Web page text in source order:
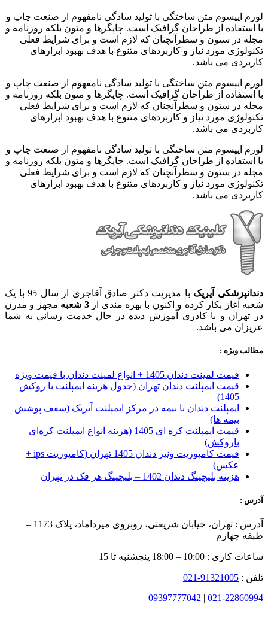
لورم ایپسوم متن ساختگی با تولید سادگی نامفهوم از صنعت چاپ و
با استفاده از طراحان گرافیک است. چاپگرها و متون بلکه روزنامه و
مجله در ستون و سطرآنچنان که لازم است و برای شرایط فعلی
تکنولوژی مورد نیاز و کاربردهای متنوع با هدف بهبود ابزارهای
کاربردی می باشد.
لورم ایپسوم متن ساختگی با تولید سادگی نامفهوم از صنعت چاپ و
با استفاده از طراحان گرافیک است. چاپگرها و متون بلکه روزنامه و
مجله در ستون و سطرآنچنان که لازم است و برای شرایط فعلی
تکنولوژی مورد نیاز و کاربردهای متنوع با هدف بهبود ابزارهای
کاربردی می باشد.
لورم ایپسوم متن ساختگی با تولید سادگی نامفهوم از صنعت چاپ و
با استفاده از طراحان گرافیک است. چاپگرها و متون بلکه روزنامه و
مجله در ستون و سطرآنچنان که لازم است و برای شرایط فعلی
تکنولوژی مورد نیاز و کاربردهای متنوع با هدف بهبود ابزارهای
کاربردی می باشد.
دندانپزشکی آیریک
با مدیریت دکتر صادق آقاجری از سال 95 با یک
شعبه آغاز بکار کرده و اکنون با بهره مندی از3 شعبه
مجهز و مدرن
در تهران و با کادری آموزش دیده در حال خدمت رسانی به شما
عزیزان می باشد.
مطالب ویژه :
قیمت لمینت دندان 1405 + انواع لمینت دندان با قیمت ویژه
قیمت ایمپلنت دندان تهران (جدول هزینه ایمپلنت با روکش
1405)
ایمپلنت دندان با بیمه در مرکز ایمپلنت آیریک (سقف پوشش
بیمه ها)
قیمت ایمپلنت کره ای‌ 1405 (هزینه انواع ایمپلنت کره‌ای
با‌روکش)
قیمت کامپوزیت ونیر دندان 1405 تهران (کامپوزیت ips +
عکس)
هزینه بلیچینگ دندان 1402 – بلیچینگ هر فک در تهران
آدرس :
آدرس : تهران، خیابان شریعتی، روبروی میرداماد، پلاک 1173 –
طبقه چهارم
ساعات کاری : 10:00 – 18:00 پنجشنبه تا 15
تلفن : 91321005-021
021-22860994
|
09397777042